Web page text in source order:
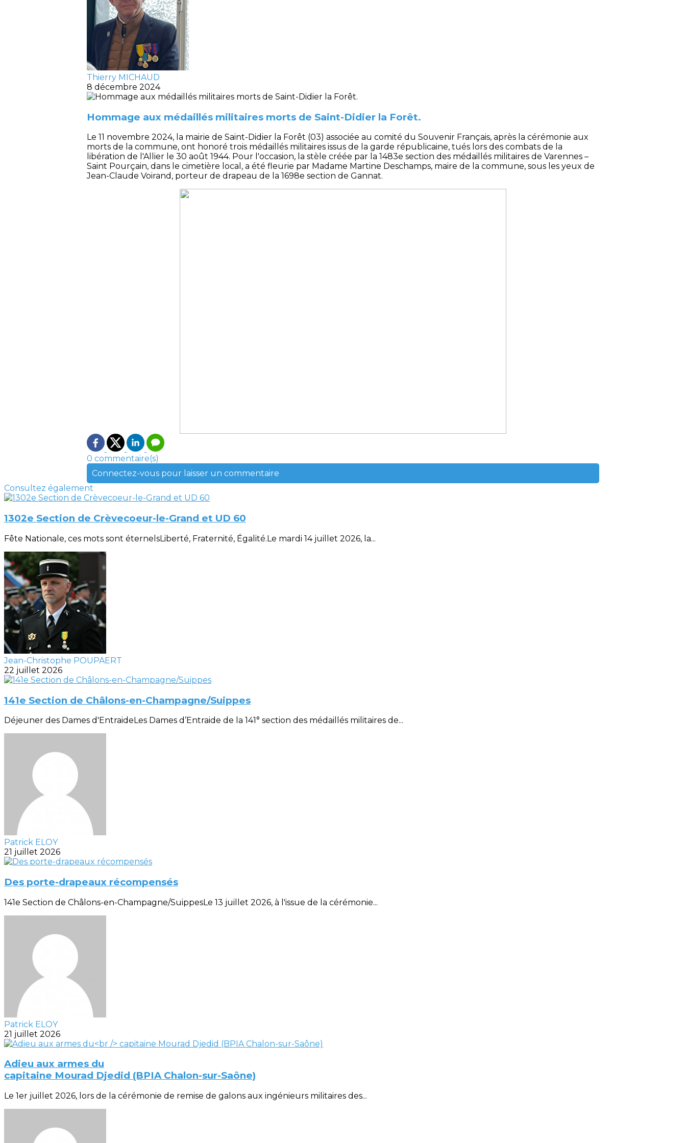
Thierry MICHAUD
8 décembre 2024
Hommage aux médaillés militaires morts de Saint-Didier la Forêt.
Le 11 novembre 2024, la mairie de Saint-Didier la Forêt (03) associée au comité du Souvenir Français, après la cérémonie aux
morts de la commune, ont honoré trois médaillés militaires issus de la garde républicaine, tués lors des combats de la
libération de l'Allier le 30 août 1944. Pour l'occasion, la stèle créée par la 1483e section des médaillés militaires de Varennes –
Saint Pourçain, dans le cimetière local, a été fleurie par Madame Martine Deschamps, maire de la commune, sous les yeux de
Jean-Claude Voirand, porteur de drapeau de la 1698e section de Gannat.
0 commentaire(s)
Connectez-vous pour laisser un commentaire
Consultez également
1302e Section de Crèvecoeur-le-Grand et UD 60
Fête Nationale, ces mots sont éternelsLiberté, Fraternité, Égalité.Le mardi 14 juillet 2026, la...
Jean-Christophe POUPAERT
22 juillet 2026
141e Section de Châlons-en-Champagne/Suippes
Déjeuner des Dames d'EntraideLes Dames d’Entraide de la 141° section des médaillés militaires de...
Patrick ELOY
21 juillet 2026
Des porte-drapeaux récompensés
141e Section de Châlons-en-Champagne/SuippesLe 13 juillet 2026, à l'issue de la cérémonie...
Patrick ELOY
21 juillet 2026
Adieu aux armes du
capitaine Mourad Djedid (BPIA Chalon-sur-Saône)
Le 1er juillet 2026, lors de la cérémonie de remise de galons aux ingénieurs militaires des...